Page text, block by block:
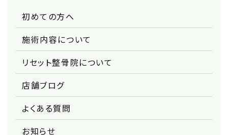
初めての方へ
施術内容について
リセット整骨院について
店舗ブログ
よくある質問
お知らせ